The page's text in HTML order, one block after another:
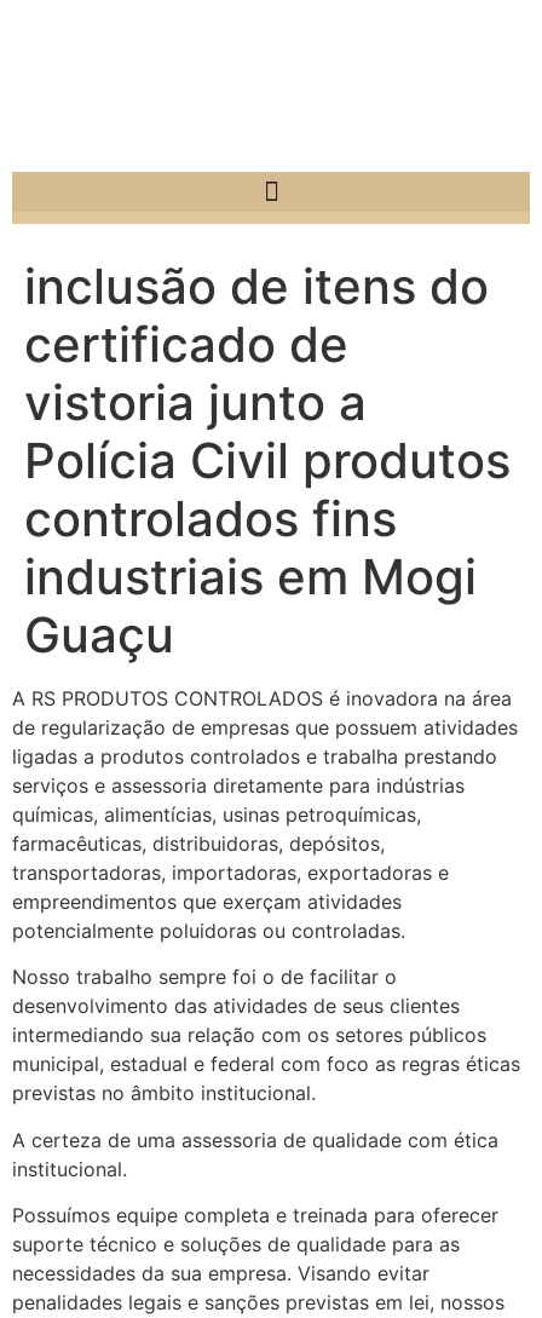
inclusão de itens do
certificado de
vistoria junto a
Polícia Civil produtos
controlados fins
industriais em Mogi
Guaçu
A RS PRODUTOS CONTROLADOS é inovadora na área
de regularização de empresas que possuem atividades
ligadas a produtos controlados e trabalha prestando
serviços e assessoria diretamente para indústrias
químicas, alimentícias, usinas petroquímicas,
farmacêuticas, distribuidoras, depósitos,
transportadoras, importadoras, exportadoras e
empreendimentos que exerçam atividades
potencialmente poluidoras ou controladas.
Nosso trabalho sempre foi o de facilitar o
desenvolvimento das atividades de seus clientes
intermediando sua relação com os setores públicos
municipal, estadual e federal com foco as regras éticas
previstas no âmbito institucional.
A certeza de uma assessoria de qualidade com ética
institucional.
Possuímos equipe completa e treinada para oferecer
suporte técnico e soluções de qualidade para as
necessidades da sua empresa. Visando evitar
penalidades legais e sanções previstas em lei, nossos